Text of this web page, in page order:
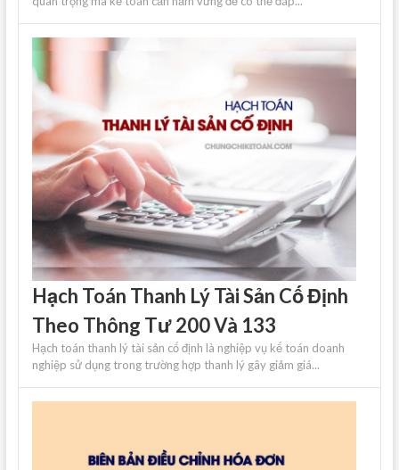
Hạch Toán Thanh Lý Tài Sản Cố Định
Theo Thông Tư 200 Và 133
Hạch toán thanh lý tài sản cố định là nghiệp vụ kế toán doanh
nghiệp sử dụng trong trường hợp thanh lý gây giảm giá...